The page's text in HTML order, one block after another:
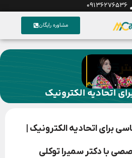
مشاوره رایگان
اتحادیه الکترونیک
اتحادیه الکترونیک |
با دکتر سمیرا توکلی